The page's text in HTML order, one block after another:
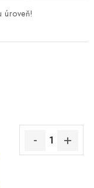
úroveň!